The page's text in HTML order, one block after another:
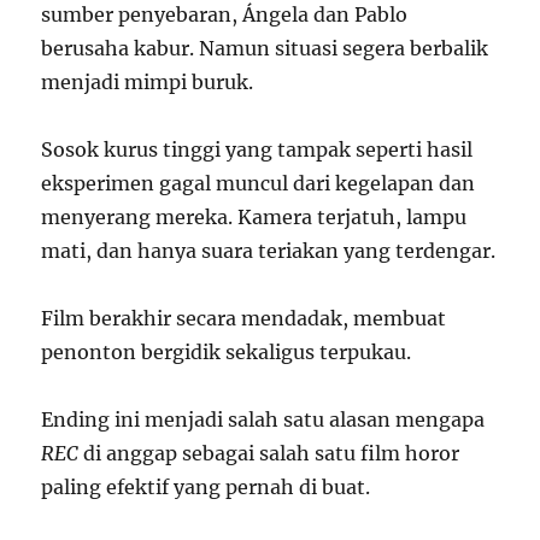
sumber penyebaran, Ángela dan Pablo
berusaha kabur. Namun situasi segera berbalik
menjadi mimpi buruk.
Sosok kurus tinggi yang tampak seperti hasil
eksperimen gagal muncul dari kegelapan dan
menyerang mereka. Kamera terjatuh, lampu
mati, dan hanya suara teriakan yang terdengar.
Film berakhir secara mendadak, membuat
penonton bergidik sekaligus terpukau.
Ending ini menjadi salah satu alasan mengapa
REC di anggap sebagai salah satu film horor
paling efektif yang pernah di buat.